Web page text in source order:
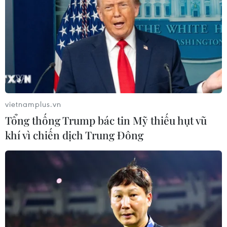
Theo dõi VietnamPlus
TIN LIÊN QUAN
vietnamplus.vn
Tổng thống Trump bác tin Mỹ thiếu hụt vũ
khí vì chiến dịch Trung Đông